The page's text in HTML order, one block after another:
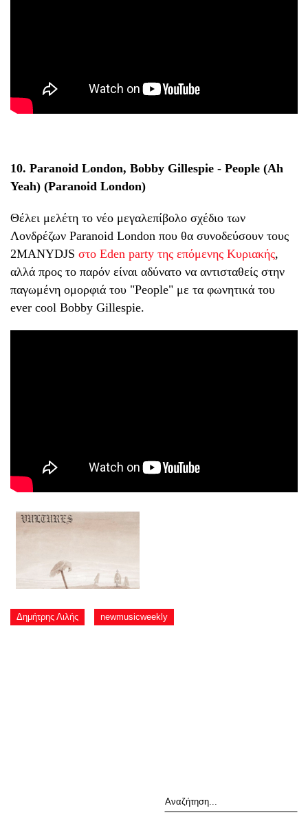
10. Paranoid London, Bobby Gillespie - People (Ah
Yeah) (Paranoid London)
Θέλει μελέτη το νέο μεγαλεπίβολο σχέδιο των
Λονδρέζων Paranoid London που θα συνοδεύσουν τους
2MANYDJS στο Eden party της επόμενης Κυριακής,
αλλά προς το παρόν είναι αδύνατο να αντισταθείς στην
παγωμένη ομορφιά του "People" με τα φωνητικά του
ever cool Bobby Gillespie.
Δημήτρης Λιλής newmusicweekly